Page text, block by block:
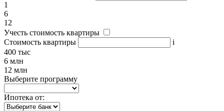
1
6
12
Учесть стоимость квартиры
Стоимость квартиры
i
400 тыс
6 млн
12 млн
Выберите программу
Ипотека от: